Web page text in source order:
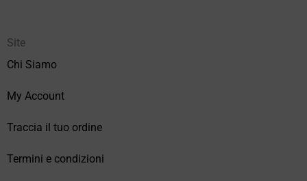
Site
Chi Siamo
My Account
Traccia il tuo ordine
Termini e condizioni